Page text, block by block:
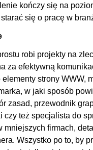
kończy się na
się o pracę w
robi projekty na
za efektywną
strony WWW,
w jaki sposób
zasad, przewodnik
czy też specjalista do
firmach,
Wszystko po to, by